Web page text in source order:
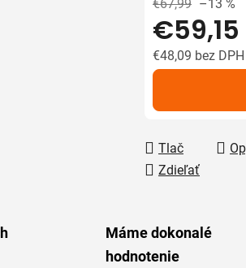
€67,99 –13 %
€59,15
€48,09 bez DPH
Tlač
Zdieľať
Máme dokonalé
hodnotenie